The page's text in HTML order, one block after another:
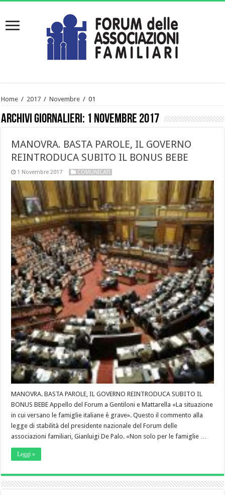
Home / 2017 / Novembre / 01
Archivi giornalieri: 1 Novembre 2017
MANOVRA. BASTA PAROLE, IL GOVERNO
REINTRODUCA SUBITO IL BONUS BEBE
1 Novembre 2017 COMUNICATI
MANOVRA. BASTA PAROLE, IL GOVERNO REINTRODUCA SUBITO IL
BONUS BEBE Appello del Forum a Gentiloni e Mattarella «La situazione
in cui versano le famiglie italiane è grave». Questo il commento alla
legge di stabilità del presidente nazionale del Forum delle
associazioni familiari, Gianluigi De Palo. «Non solo per le famiglie …
Leggi »